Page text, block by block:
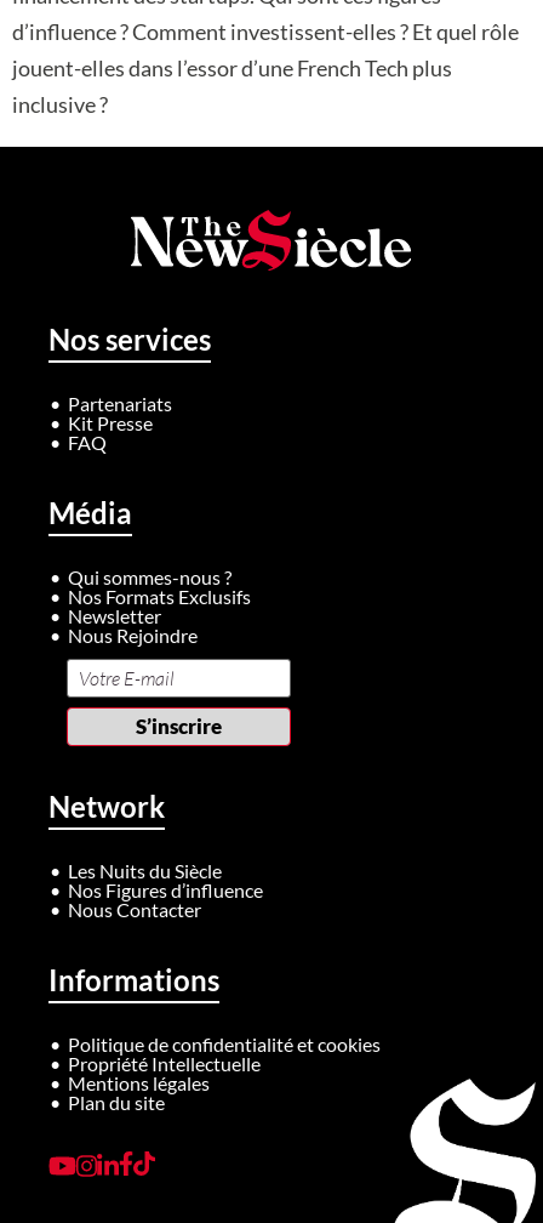
d’influence ? Comment investissent-elles ? Et quel rôle
jouent-elles dans l’essor d’une French Tech plus
inclusive ?
Nos services
Partenariats
Kit Presse
FAQ
Média
Qui sommes-nous ?
Nos Formats Exclusifs
Newsletter
Nous Rejoindre
Network
Les Nuits du Siècle
Nos Figures d’influence
Nous Contacter
Informations
Politique de confidentialité et cookies
Propriété Intellectuelle
Mentions légales
Plan du site